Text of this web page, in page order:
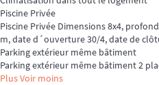
Piscine Privée
Piscine Privée Dimensions 8x4,
m, date d´ouverture 30/4, date de
Parking extérieur même bâtiment
Parking extérieur même bâtiment2
PlusVoir moins